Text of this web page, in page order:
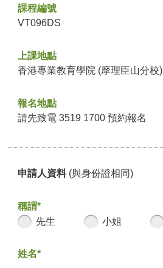
課程編號
VT096DS
上課地點
香港專業教育學院 (摩理臣山分校)
報名地點
請先致電 3519 1700 預約報名
申請人資料 (與身份證相同)
稱謂*
先生
小姐
姓名*